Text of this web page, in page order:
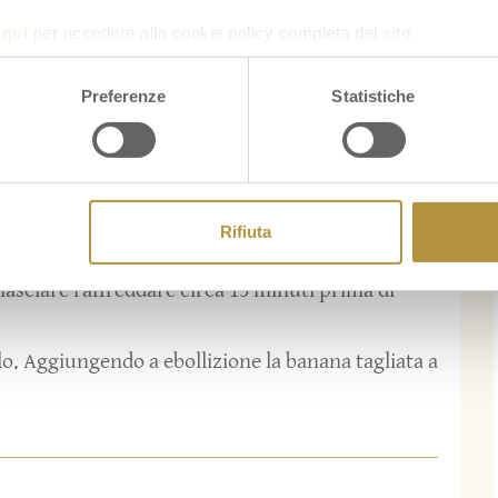
qui
Preferenze Statistiche
Rifiuta
velo , aggiungendo un filo d’acqua, nella teglia
in polvere e mescolare. Al caramello, unire
il rotolo di pasta brisé. In forno pre riscaldato
raffreddare circa 15 minuti prima di
Aggiungendo a ebollizione la banana tagliata a